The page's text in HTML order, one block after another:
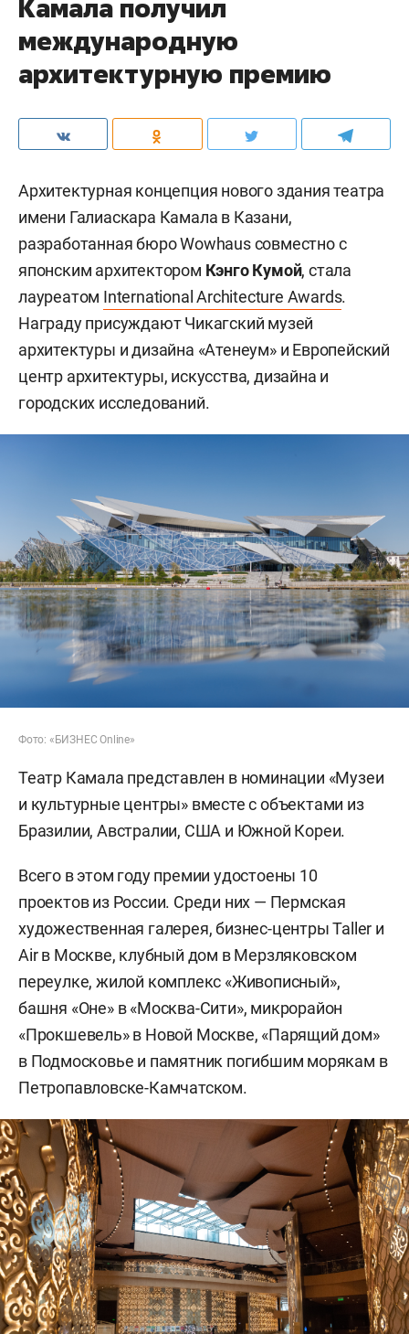
Камала получил
международную
архитектурную премию
Архитектурная концепция нового здания театра
имени Галиаскара Камала в Казани,
разработанная бюро Wowhaus совместно с
японским архитектором Кэнго Кумой, стала
лауреатом International Architecture Awards.
Награду присуждают Чикагский музей
архитектуры и дизайна «Атенеум» и Европейский
центр архитектуры, искусства, дизайна и
городских исследований.
Фото: «БИЗНЕС Online»
Театр Камала представлен в номинации «Музеи
и культурные центры» вместе с объектами из
Бразилии, Австралии, США и Южной Кореи.
Всего в этом году премии удостоены 10
проектов из России. Среди них — Пермская
художественная галерея, бизнес-центры Taller и
Air в Москве, клубный дом в Мерзляковском
переулке, жилой комплекс «Живописный»,
башня «Оне» в «Москва-Сити», микрорайон
«Прокшевель» в Новой Москве, «Парящий дом»
в Подмосковье и памятник погибшим морякам в
Петропавловске-Камчатском.